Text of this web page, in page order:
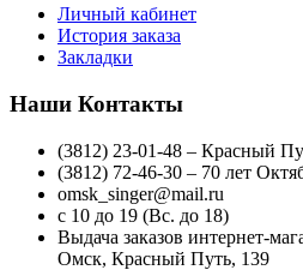
Личный кабинет
История заказа
Закладки
Наши Контакты
(3812) 23-01-48 – Красный
(3812) 72-46-30 – 70 лет
omsk_singer@mail.ru
с 10 до 19 (Вс. до 18)
Выдача заказов интернет-
Омск, Красный Путь, 139